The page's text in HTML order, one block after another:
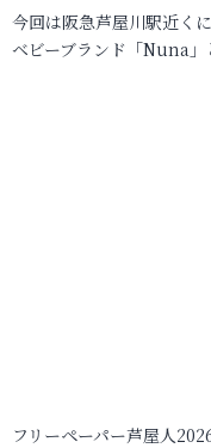
今回は阪急芦屋川駅近く
ベビーブランド「Nuna
フリーペーパー芦屋人